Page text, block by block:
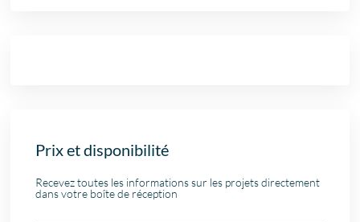
Prix et disponibilité
Recevez toutes les informations sur les projets directement
dans votre boîte de réception